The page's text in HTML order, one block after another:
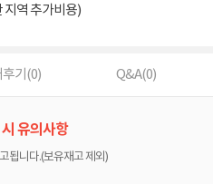
역 추가비용)
후기(0) Q&A(0)
유의사항
됩니다.(보유재고 제외)